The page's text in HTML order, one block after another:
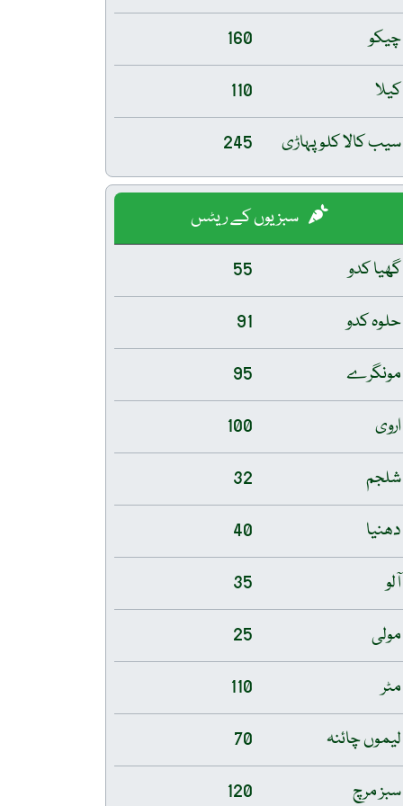
چیکو
160
کیلا
110
سیب کالا کلو پہاڑی
245
سبزیوں کے ریٹس
گھیا کدو
55
حلوہ کدو
91
مونگرے
95
اروی
100
شلجم
32
دھنیا
40
آلو
35
مولی
25
مٹر
110
لیموں چائنہ
70
سبز مرچ
120